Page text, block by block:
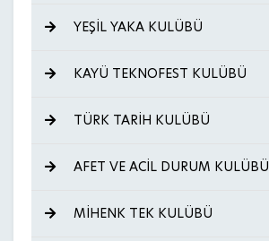
YEŞİL YAKA KULÜBÜ
KAYÜ TEKNOFEST KULÜBÜ
TÜRK TARİH KULÜBÜ
AFET VE ACİL DURUM KULÜBÜ
MİHENK TEK KULÜBÜ